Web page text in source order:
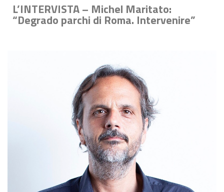
L’INTERVISTA – Michel Maritato:
“Degrado parchi di Roma. Intervenire”